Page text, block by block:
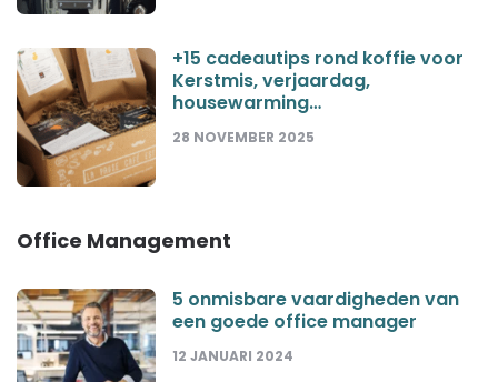
+15 cadeautips rond koffie voor
Kerstmis, verjaardag,
housewarming…
28 NOVEMBER 2025
Office Management
5 onmisbare vaardigheden van
een goede office manager
12 JANUARI 2024